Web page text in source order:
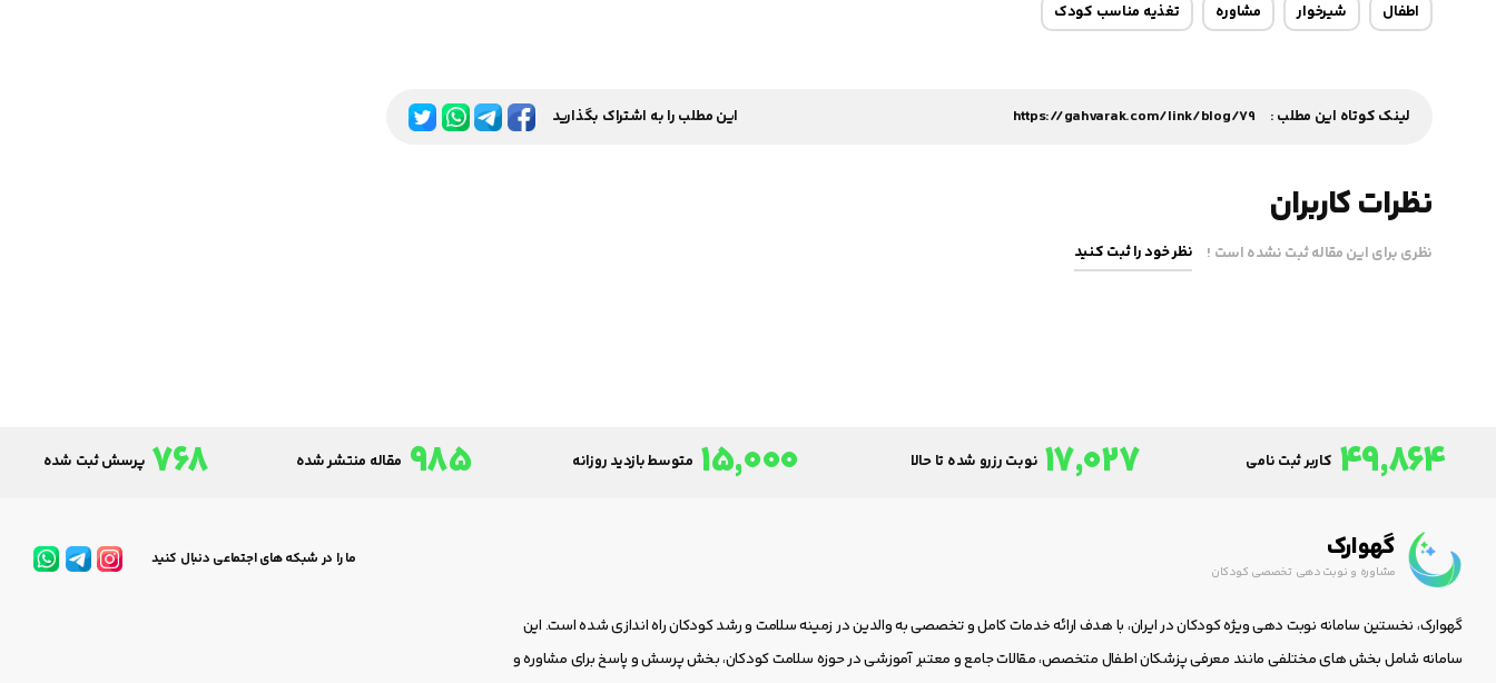
اطفال شیرخوار مشاوره تغذیه مناسب کودک
لینک کوتاه این مطلب : https://gahvarak.com/link/blog/79 این مطلب را به اشتراک بگذارید
نظرات کاربران
نظری برای این مقاله ثبت نشده است ! نظر خود را ثبت کنید
49,864 کاربر ثبت نامی 17,027 نوبت رزرو شده تا حالا 15,000 متوسط بازدید روزانه 985 مقاله منتشر شده 768 پرسش ثبت شده
گهوارک
مشاوره و نوبت دهی تخصصی کودکان
ما را در شبکه های اجتماعی دنبال کنید
گهوارک، نخستین سامانه نوبت دهی ویژه کودکان در ایران، با هدف ارائه خدمات کامل و تخصصی به والدین در زمینه سلامت و رشد کودکان راه اندازی شده است. این
سامانه شامل بخش های مختلفی مانند معرفی پزشکان اطفال متخصص، مقالات جامع و معتبر آموزشی در حوزه سلامت کودکان، بخش پرسش و پاسخ برای مشاوره و